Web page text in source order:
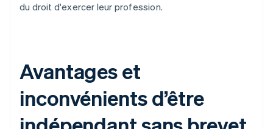
du droit d'exercer leur profession.
Avantages et
inconvénients d’être